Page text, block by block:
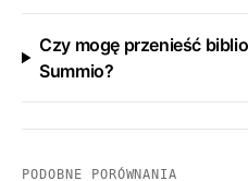
Czy mogę przenieść
Summio?
PODOBNE PORÓWNANIA